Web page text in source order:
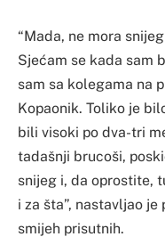
“Mada, ne mora
Sjećam se kada sam
sam sa kolegama na
Kopaonik. Toliko je
bili visoki po dva-tri
tadašnji brucoši,
snijeg i, da oprostite,
i za šta”, nastavljao
smijeh prisutnih.